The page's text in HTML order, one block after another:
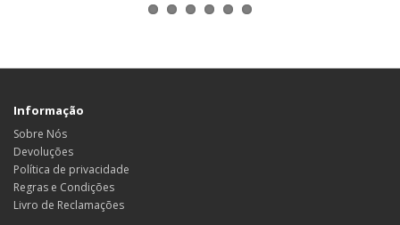
Informação
Sobre Nós
Devoluções
Política de privacidade
Regras e Condições
Livro de Reclamações